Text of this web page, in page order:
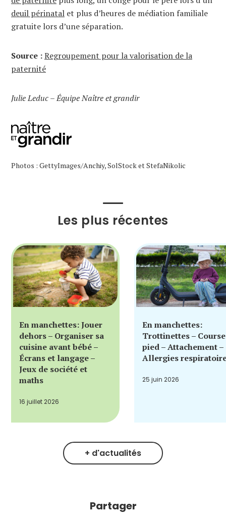
deuil périnatal et plus d’heures de médiation familiale
gratuite lors d’une séparation.
Source :Regroupement pour la valorisation de la
paternité
Julie Leduc – Équipe Naître et grandir
Photos : GettyImages/Anchiy, SolStock et StefaNikolic
Les plus récentes
En manchettes: Jouer
dehors – Organiser sa
cuisine avant bébé –
Écrans et langage –
Jeux de société et
maths
16 juillet 2026
En manchettes:
Trottinettes –
pied – Attachement –
Allergies
25 juin 2026
+ d'actualités
Partager